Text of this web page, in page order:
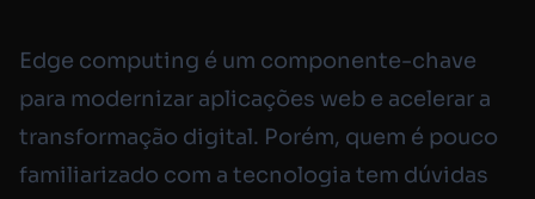
Edge computing é um componente-chave
para modernizar aplicações web e acelerar a
transformação digital. Porém, quem é pouco
familiarizado com a tecnologia tem dúvidas